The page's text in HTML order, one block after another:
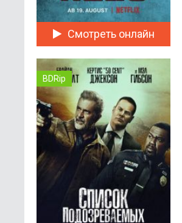
Смотреть онлайн
BDRip